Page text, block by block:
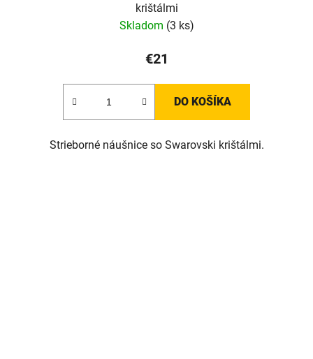
krištálmi
Skladom (3 ks)
€21
DO KOŠÍKA
Strieborné náušnice so Swarovski krištálmi.